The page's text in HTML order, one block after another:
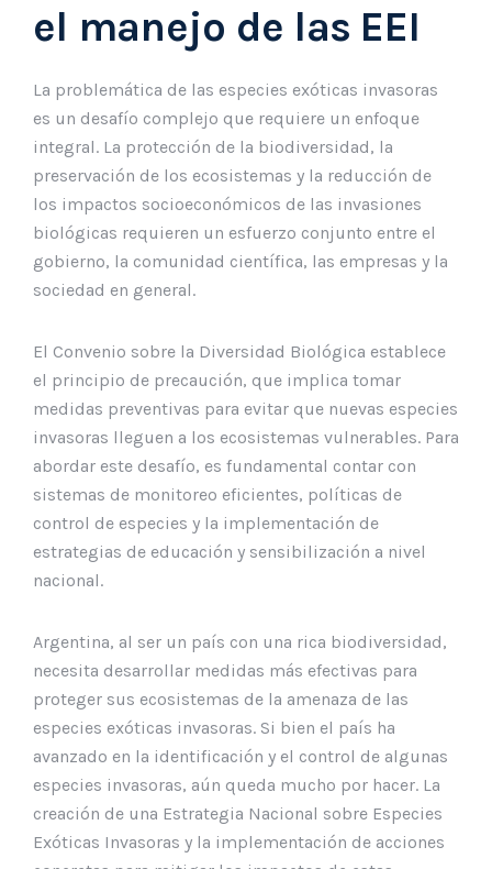
el manejo de las EEI
La problemática de las especies exóticas invasoras
es un desafío complejo que requiere un enfoque
integral. La protección de la biodiversidad, la
preservación de los ecosistemas y la reducción de
los impactos socioeconómicos de las invasiones
biológicas requieren un esfuerzo conjunto entre el
gobierno, la comunidad científica, las empresas y la
sociedad en general.
El Convenio sobre la Diversidad Biológica establece
el principio de precaución, que implica tomar
medidas preventivas para evitar que nuevas especies
invasoras lleguen a los ecosistemas vulnerables. Para
abordar este desafío, es fundamental contar con
sistemas de monitoreo eficientes, políticas de
control de especies y la implementación de
estrategias de educación y sensibilización a nivel
nacional.
Argentina, al ser un país con una rica biodiversidad,
necesita desarrollar medidas más efectivas para
proteger sus ecosistemas de la amenaza de las
especies exóticas invasoras. Si bien el país ha
avanzado en la identificación y el control de algunas
especies invasoras, aún queda mucho por hacer. La
creación de una Estrategia Nacional sobre Especies
Exóticas Invasoras y la implementación de acciones